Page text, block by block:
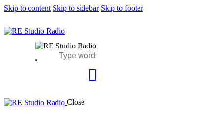
Skip to content Skip to sidebar Skip to footer
Close